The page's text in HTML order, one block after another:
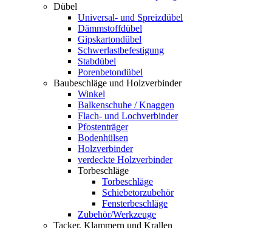
Dübel
Universal- und Spreizdübel
Dämmstoffdübel
Gipskartondübel
Schwerlastbefestigung
Stabdübel
Porenbetondübel
Baubeschläge und Holzverbinder
Winkel
Balkenschuhe / Knaggen
Flach- und Lochverbinder
Pfostenträger
Bodenhülsen
Holzverbinder
verdeckte Holzverbinder
Torbeschläge
Torbeschläge
Schiebetorzubehör
Fensterbeschläge
Zubehör/Werkzeuge
Tacker, Klammern und Krallen